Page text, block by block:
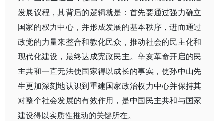
发展议程，其背后的逻辑就是：首先要通过强力确立
国家的权力中心，并形成发展的基本秩序，进而通过
政党的力量来整合和教化民众，推动社会的民主化和
现代化建设，最终达成宪政民主。辛亥革命开启的民
主共和一直无法使国家得以成长的事实，使孙中山先
生更加深刻地认识到重建国家政治权力中心并保持其
对整个社会发展的有效作用，是中国民主共和与国家
建设得以实质性推动的关键所在。